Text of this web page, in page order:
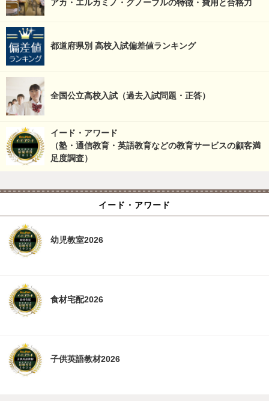
アカ・エルカミノ・グノーブルの特徴・費用と合格力
都道府県別 高校入試偏差値ランキング
全国公立高校入試（過去入試問題・正答）
イード・アワード
（塾・通信教育・英語教育などの教育サービスの顧客満
足度調査）
イード・アワード
幼児教室2026
食材宅配2026
子供英語教材2026